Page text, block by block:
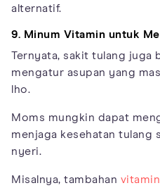
alternatif.
9. Minum Vitamin untuk
Ternyata, sakit tulang juga
mengatur asupan yang
lho.
Moms mungkin dapat
menjaga kesehatan tulang
nyeri.
Misalnya, tambahan